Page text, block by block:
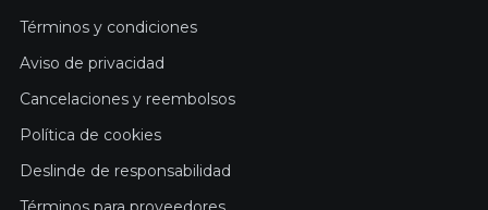
Términos y condiciones
Aviso de privacidad
Cancelaciones y reembolsos
Política de cookies
Deslinde de responsabilidad